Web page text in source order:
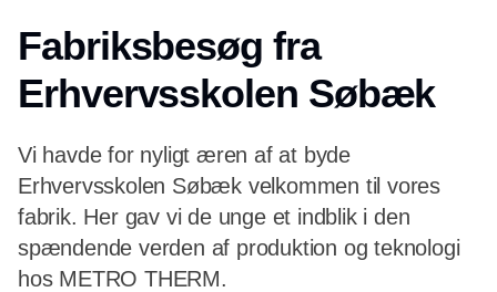
Fabriksbesøg fra
Erhvervsskolen Søbæk
Vi havde for nyligt æren af at byde
Erhvervsskolen Søbæk velkommen til vores
fabrik. Her gav vi de unge et indblik i den
spændende verden af produktion og teknologi
hos METRO THERM.